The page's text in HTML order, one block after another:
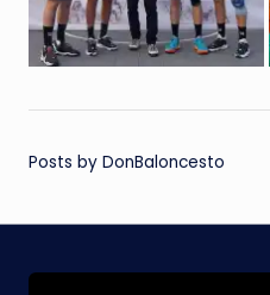
Posts by DonBaloncesto